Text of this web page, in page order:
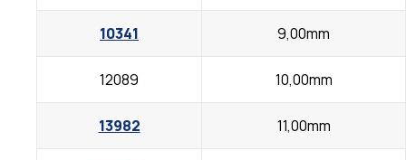
10341 9,00mm
12089 10,00mm
13982 11,00mm